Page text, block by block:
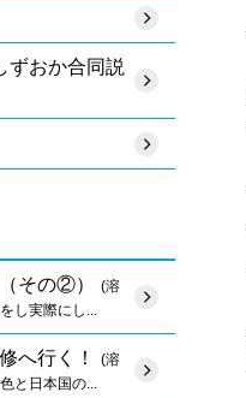
ずおか合同説
その②）
(溶
し実際にし...
へ行く！
(溶
と日本国の...